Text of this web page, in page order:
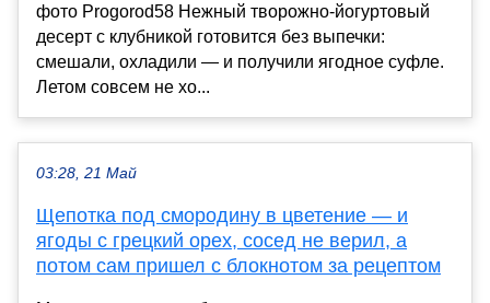
фото Progorod58 Нежный творожно-йогуртовый
десерт с клубникой готовится без выпечки:
смешали, охладили — и получили ягодное суфле.
Летом совсем не хо...
03:28, 21 Май
Щепотка под смородину в цветение — и
ягоды с грецкий орех, сосед не верил, а
потом сам пришел с блокнотом за рецептом